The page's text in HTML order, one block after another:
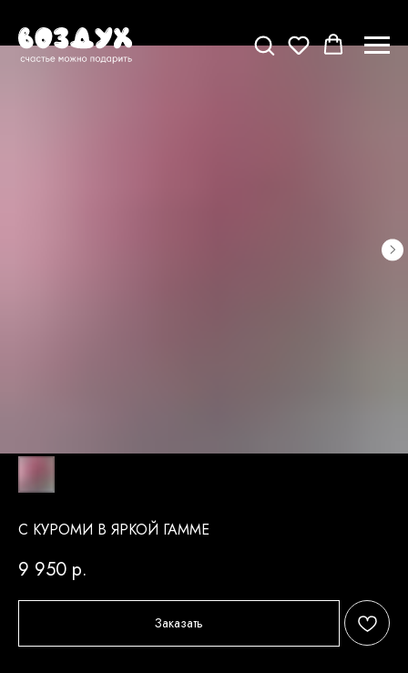
С КУРОМИ В ЯРКОЙ ГАММЕ
9 950 р.
Заказать